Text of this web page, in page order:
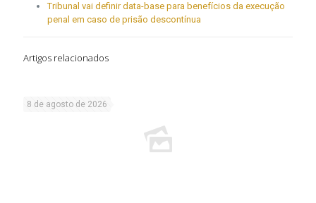
Tribunal vai definir data-base para benefícios da execução
penal em caso de prisão descontínua
Artigos relacionados
8 de agosto de 2026